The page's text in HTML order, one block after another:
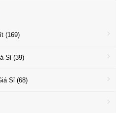
(169)
Sỉ (39)
Sỉ (68)